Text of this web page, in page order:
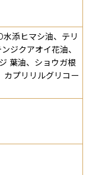
添ヒマシ油、テリ
ジクアオイ花油、
葉油、ショウガ根
カプリリルグリコー